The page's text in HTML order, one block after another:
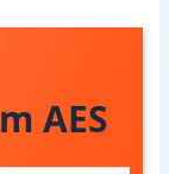
AES